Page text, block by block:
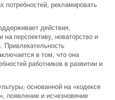
потребностей, рекламировать
действия,
на перспективу, новаторство и
Привлекательность
в том, что она
работников в развитии и
основанной на «кодексе
появление и исчезновение